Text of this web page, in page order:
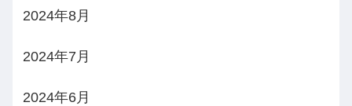
2024年8月
2024年7月
2024年6月